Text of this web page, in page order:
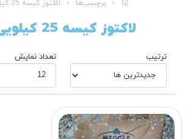
برچسب‌ها لاکتوز کیسه 25 کیلویی عمده
لاکتوز کیسه 25 کیلویی عمده
ترتیب تعداد نمایش